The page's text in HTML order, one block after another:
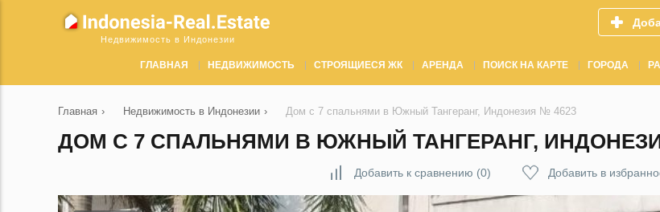
Недвижимость в Индонезии
ГЛАВНАЯ НЕДВИЖИМОСТЬ СТРОЯЩИЕСЯ ЖК АРЕНДА ПОИСК НА КАРТЕ ГОРОДА
Главная › Недвижимость в Индонезии › Дом с 7 спальнями в Южный Тангеранг, Индонезия № 4623
ДОМ С 7 СПАЛЬНЯМИ В ЮЖНЫЙ ТАНГЕРАНГ,
Добавить к сравнению (0) Добавить в